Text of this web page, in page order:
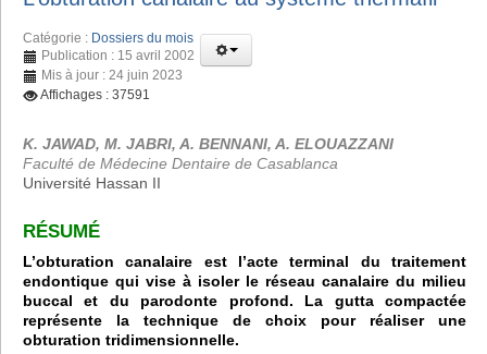
Catégorie : Dossiers du mois
Publication : 15 avril 2002
Mis à jour : 24 juin 2023
Affichages : 37591
K. JAWAD, M. JABRI, A. BENNANI, A. ELOUAZZANI
Faculté de Médecine Dentaire de Casablanca
Université Hassan II
RÉSUMÉ
L’obturation canalaire est l’acte terminal du traitement
endontique qui vise à isoler le réseau canalaire du milieu
buccal et du parodonte profond. La gutta compactée
représente la technique de choix pour réaliser une
obturation tridimensionnelle.